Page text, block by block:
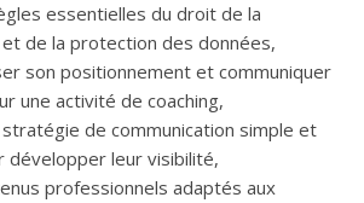
essentielles du droit de la
de la protection des données,
son positionnement et communiquer
une activité de coaching,
de communication simple et
développer leur visibilité,
professionnels adaptés aux